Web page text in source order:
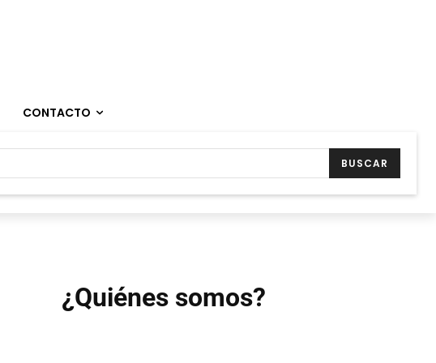
CONTACTO
BUSCAR
¿Quiénes somos?